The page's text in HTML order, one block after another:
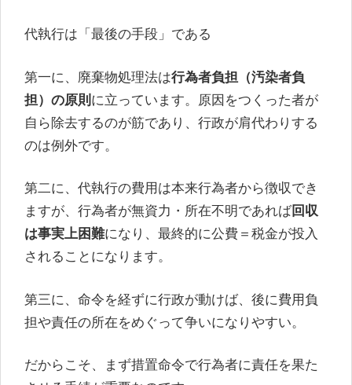
代執行は「最後の手段」である
第一に、廃棄物処理法は行為者負担（汚染者負
担）の原則 に立っています。原因をつくった者が
自ら除去するのが筋であり、行政が肩代わりする
のは例外です。
第二に、代執行の費用は本来行為者から徴収でき
ますが、行為者が無資力・所在不明であれば回収
は事実上困難になり、最終的に公費＝税金が投入
されることになります。
第三に、命令を経ずに行政が動けば、後に費用負
担や責任の所在をめぐって争いになりやすい。
だからこそ、まず措置命令で行為者に責任を果た